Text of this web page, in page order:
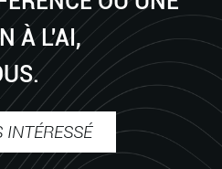
À L'AI,
INTÉRESSÉ